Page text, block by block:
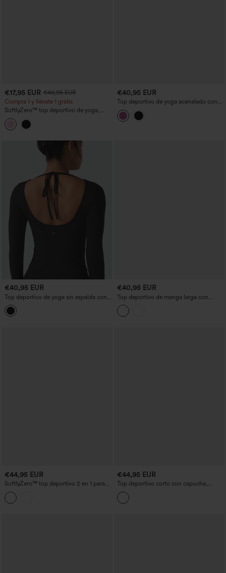
€17,95 EUR €40,95 EUR
Compra 1 y llévate 1 gratis
SoftlyZero™ top deportivo de yoga,
ligero y transpirable, efecto push-up
con detalle cruzado, mangas largas,
aperturas para el pulgar y bajo con
€40,95 EUR
Top deportivo de yoga acanalado con
escote cuadrado, efecto push-up,
mangas largas con apertura para el
pulgar — copas D/DD/DDD/F
€40,95 EUR
Top deportivo de yoga sin espalda con
escote redondo pronunciado, mangas
largas y aberturas para los pulgares
€40,95 EUR
Top deportivo de manga larga con
espalda descubierta
€44,95 EUR
SoftlyZero™ top deportivo 2 en 1 para
yoga, aireado, con tiras cruzadas y
espalda descubierta, manga larga, con
aberturas para los pulgares y dobladillo
€44,95 EUR
Top deportivo corto con capucha,
mangas largas, aberturas para los
pulgares y bajo con volantes